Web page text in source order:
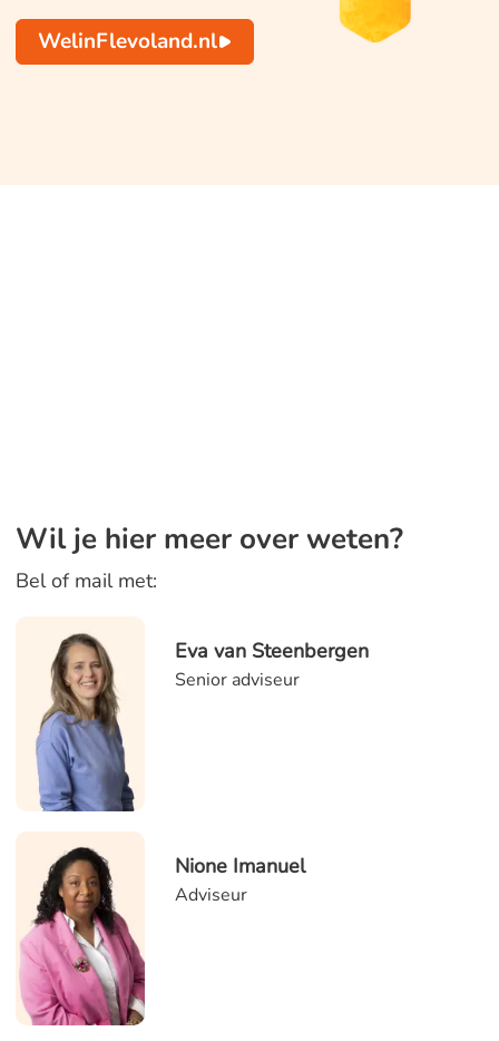
WelinFlevoland.nl
Wil je hier meer over weten?
Bel of mail met:
Eva van Steenbergen
Senior adviseur
Nione Imanuel
Adviseur